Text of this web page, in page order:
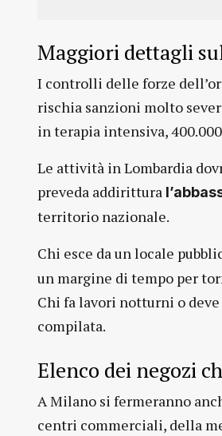
Maggiori dettagli
I controlli delle forze
rischia sanzioni molto
in terapia intensiva,
Le attività in Lombardia
preveda addirittura
territorio nazionale.
Chi esce da un locale
un margine di tempo per
Chi fa lavori notturni o
compilata.
Elenco dei negozi
A Milano si fermeranno
centri commerciali, della